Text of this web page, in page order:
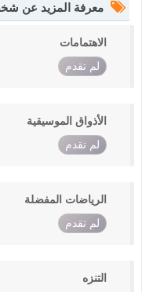
معرفة المزيد عن
الاهتمامات
لم تقدم
الأذواق الموسيقية
لم تقدم
الرياضات المفضلة
لم تقدم
التنزه